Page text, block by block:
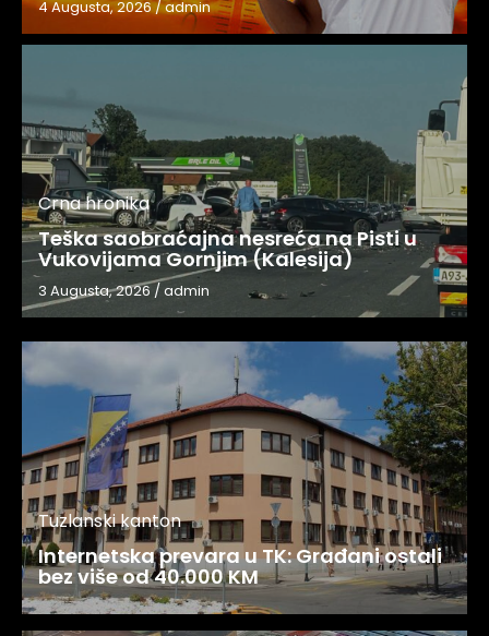
4 Augusta, 2026/admin
Crna hronika
Teška saobraćajna nesreća na Pisti u
Vukovijama Gornjim (Kalesija)
3 Augusta, 2026/admin
Tuzlanski kanton
Internetska prevara u TK: Građani ostali
bez više od 40.000 KM